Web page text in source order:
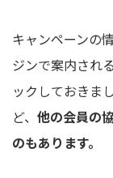
キャンペーンの
ジンで案内され
ックしておきま
ど、 他の会員の
のもあります。